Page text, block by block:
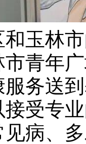
和玉林
青年
务送
受专
病、